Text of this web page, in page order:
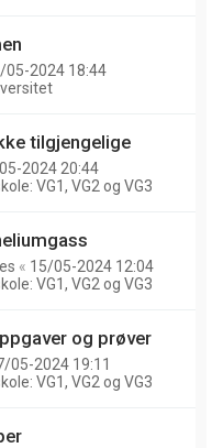
05-2024 18:44
tilgjengelige
2024 20:44
VG1, VG2 og VG3
« 15/05-2024 12:04
VG1, VG2 og VG3
og prøver
05-2024 19:11
VG1, VG2 og VG3